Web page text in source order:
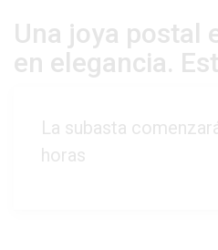
Una joya postal
en elegancia.
La subasta
horas